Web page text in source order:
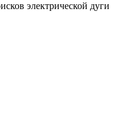
электрической дуги